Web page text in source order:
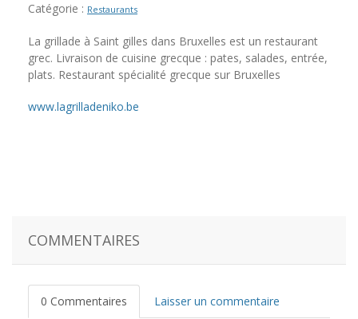
Catégorie : Restaurants
La grillade à Saint gilles dans Bruxelles est un restaurant
grec. Livraison de cuisine grecque : pates, salades, entrée,
plats. Restaurant spécialité grecque sur Bruxelles
www.lagrilladeniko.be
COMMENTAIRES
0 Commentaires Laisser un commentaire